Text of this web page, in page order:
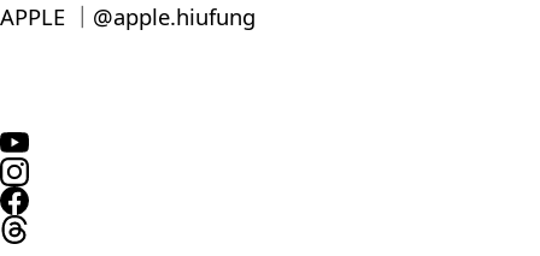
APPLE ｜@apple.hiufung